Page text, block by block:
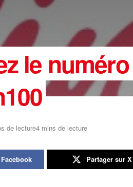
le
de lecture4 mins de lecture
Partager sur X